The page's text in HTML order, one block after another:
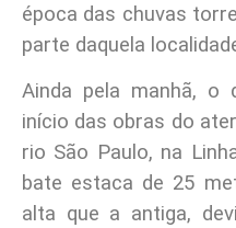
época das chuvas
parte daquela
Ainda pela manhã, o
início das obras do
rio São Paulo, na
bate estaca de 25
alta que a antiga,